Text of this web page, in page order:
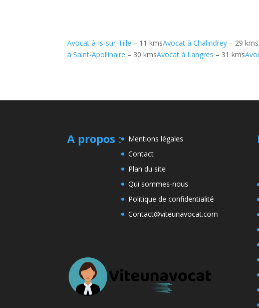
Avocat à Is-sur-Tille – 11 kmsAvocat à Chalindrey – 29 kms
à Saint-Apollinaire – 30 kmsAvocat à Langres – 31 kms
A propos :
Mentions légales
Contact
Plan du site
Qui sommes-nous
Politique de confidentialité
Contact@viteunavocat.com